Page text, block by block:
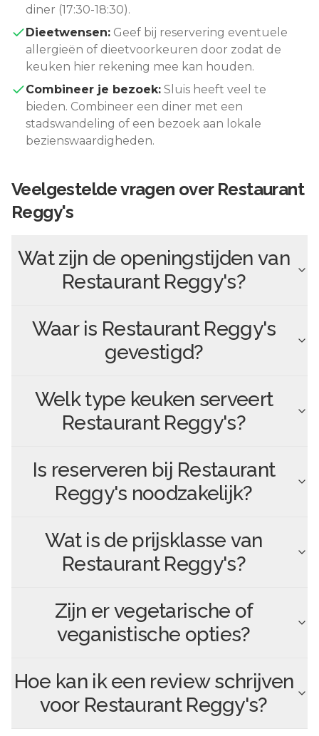
diner (17:30-18:30).
Dieetwensen: Geef bij reservering eventuele
allergieën of dieetvoorkeuren door zodat de
keuken hier rekening mee kan houden.
Combineer je bezoek: Sluis heeft veel te
bieden. Combineer een diner met een
stadswandeling of een bezoek aan lokale
bezienswaardigheden.
Veelgestelde vragen over Restaurant
Reggy's
Wat zijn de openingstijden van
Restaurant Reggy's?
Waar is Restaurant Reggy's
gevestigd?
Welk type keuken serveert
Restaurant Reggy's?
Is reserveren bij Restaurant
Reggy's noodzakelijk?
Wat is de prijsklasse van
Restaurant Reggy's?
Zijn er vegetarische of
veganistische opties?
Hoe kan ik een review schrijven
voor Restaurant Reggy's?